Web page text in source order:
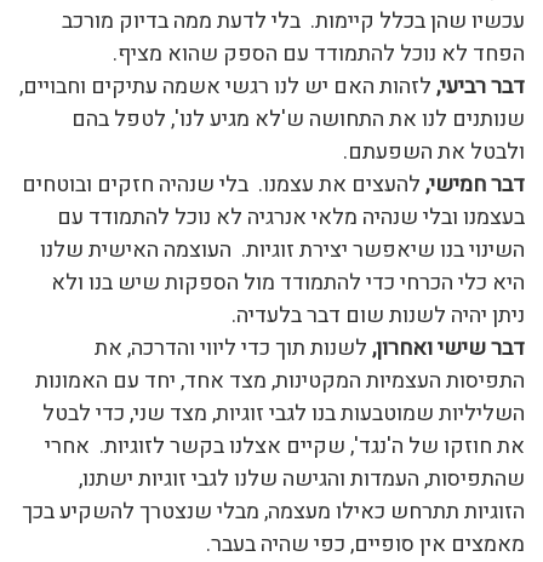
עכשיו שהן בכלל קיימות. בלי לדעת ממה בדיוק מורכב
הפחד לא נוכל להתמודד עם הספק שהוא מציף.
דבר רביעי,לזהות האם יש לנו רגשי אשמה עתיקים וחבויים,
שנותנים לנו את התחושה ש'לא מגיע לנו', לטפל בהם
ולבטל את השפעתם.
דבר חמישי,להעצים את עצמנו. בלי שנהיה חזקים ובוטחים
בעצמנו ובלי שנהיה מלאי אנרגיה לא נוכל להתמודד עם
השינוי בנו שיאפשר יצירת זוגיות. העוצמה האישית שלנו
היא כלי הכרחי כדי להתמודד מול הספקות שיש בנו ולא
ניתן יהיה לשנות שום דבר בלעדיה.
דבר שישי ואחרון,לשנות תוך כדי ליווי והדרכה, את
התפיסות העצמיות המקטינות, מצד אחד, יחד עם האמונות
השליליות שמוטבעות בנו לגבי זוגיות, מצד שני, כדי לבטל
את חוזקו של ה'נגד', שקיים אצלנו בקשר לזוגיות. אחרי
שהתפיסות, העמדות והגישה שלנו לגבי זוגיות ישתנו,
הזוגיות תתרחש כאילו מעצמה, מבלי שנצטרך להשקיע בכך
מאמצים אין סופיים, כפי שהיה בעבר.